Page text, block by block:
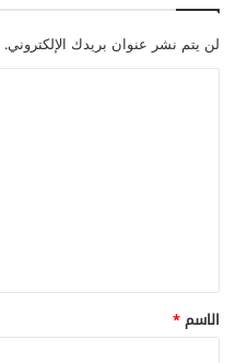
لن يتم نشر عنوان بريدك الإلكتروني.
*
الاسم*